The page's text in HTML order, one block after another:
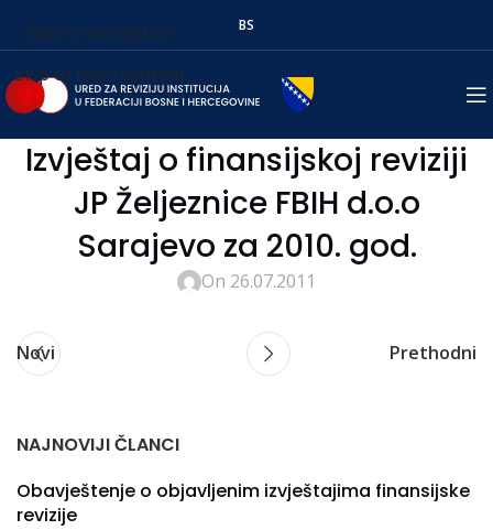
Skip to navigation
Skip to main content
BS
Izvještaj o finansijskoj reviziji
JP Željeznice FBIH d.o.o
Sarajevo za 2010. god.
On 26.07.2011
Novi Prethodni
NAJNOVIJI ČLANCI
Obavještenje o objavljenim izvještajima finansijske
revizije